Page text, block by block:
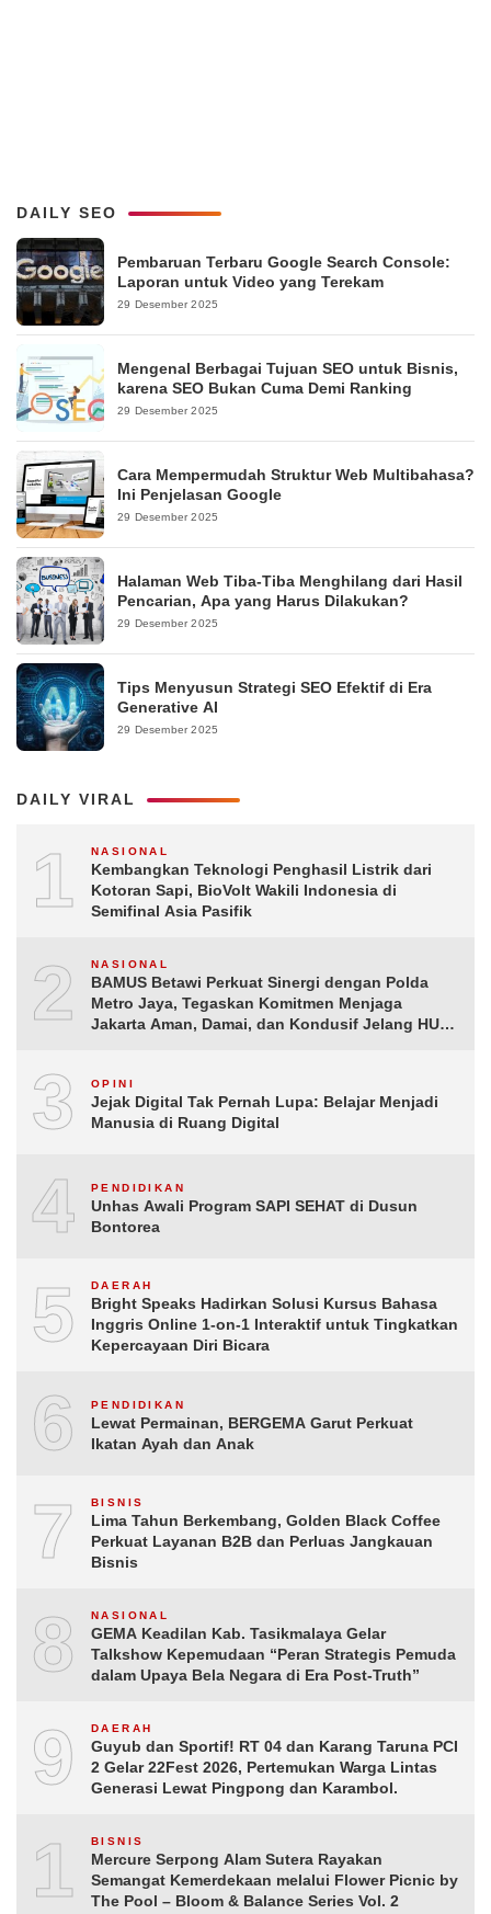
DAILY SEO
Pembaruan Terbaru Google Search Console:
Laporan untuk Video yang Terekam
29 Desember 2025
Mengenal Berbagai Tujuan SEO untuk Bisnis,
karena SEO Bukan Cuma Demi Ranking
29 Desember 2025
Cara Mempermudah Struktur Web Multibahasa?
Ini Penjelasan Google
29 Desember 2025
Halaman Web Tiba-Tiba Menghilang dari Hasil
Pencarian, Apa yang Harus Dilakukan?
29 Desember 2025
Tips Menyusun Strategi SEO Efektif di Era
Generative AI
29 Desember 2025
DAILY VIRAL
1 NASIONAL
Kembangkan Teknologi Penghasil Listrik dari
Kotoran Sapi, BioVolt Wakili Indonesia di
Semifinal Asia Pasifik
2 NASIONAL
BAMUS Betawi Perkuat Sinergi dengan Polda
Metro Jaya, Tegaskan Komitmen Menjaga
Jakarta Aman, Damai, dan Kondusif Jelang HUT
3 OPINI
Jejak Digital Tak Pernah Lupa: Belajar Menjadi
Manusia di Ruang Digital
4 PENDIDIKAN
Unhas Awali Program SAPI SEHAT di Dusun
Bontorea
5 DAERAH
Bright Speaks Hadirkan Solusi Kursus Bahasa
Inggris Online 1-on-1 Interaktif untuk Tingkatkan
Kepercayaan Diri Bicara
6 PENDIDIKAN
Lewat Permainan, BERGEMA Garut Perkuat
Ikatan Ayah dan Anak
7 BISNIS
Lima Tahun Berkembang, Golden Black Coffee
Perkuat Layanan B2B dan Perluas Jangkauan
Bisnis
8 NASIONAL
GEMA Keadilan Kab. Tasikmalaya Gelar
Talkshow Kepemudaan “Peran Strategis Pemuda
dalam Upaya Bela Negara di Era Post-Truth”
9 DAERAH
Guyub dan Sportif! RT 04 dan Karang Taruna PCI
2 Gelar 22Fest 2026, Pertemukan Warga Lintas
Generasi Lewat Pingpong dan Karambol.
10BISNIS
Mercure Serpong Alam Sutera Rayakan
Semangat Kemerdekaan melalui Flower Picnic by
The Pool – Bloom & Balance Series Vol. 2